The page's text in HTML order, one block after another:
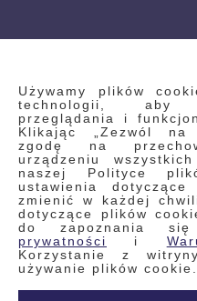
Używamy plików
technologii, aby
przeglądania i
Klikając „Zezwól na
zgodę na
urządzeniu
naszej Polityce
ustawienia
zmienić w każdej
dotyczące plików
do zapoznania
prywatności
i
Korzystanie z
używanie plików cookie.
INFORMACJE
Regulamin
Polityka prywatności i
Wyszukiwane frazy
Wyszukiwanie
Zamówienia
Skontaktuj się z nami
Odstąp od umowy